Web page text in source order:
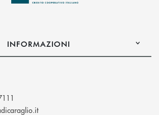
INFORMAZIONI
(si apre l’app di posta elettronica)